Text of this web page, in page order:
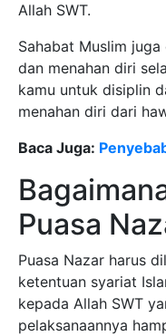
Allah SWT.
Sahabat Muslim
dan menahan diri
kamu untuk disiplin
menahan diri dari
Baca Juga:
Puasa
Puasa Nazar harus
ketentuan syariat
kepada Allah SWT
pelaksanaannya